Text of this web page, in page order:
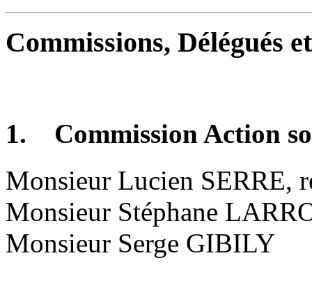
Commissions, Délégués
1. Commission Action
Monsieur Lucien SERRE,
Monsieur Stéphane
Monsieur Serge GIBILY